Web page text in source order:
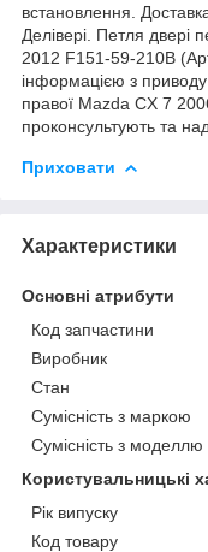
встановлення.
Делівері. Петля двері
2012 F151-59-210B
інформацією з
правої Mazda CX 7
проконсультують та
Приховати
Характеристики
Основні атрибути
Код запчастини
Виробник
Стан
Сумісність з маркою
Сумісність з моделлю
Користувальницькі
Рік випуску
Код товару